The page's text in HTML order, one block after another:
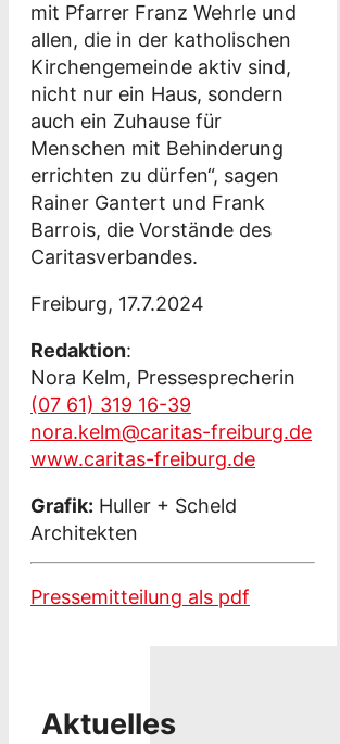
mit Pfarrer Franz Wehrle und
allen, die in der katholischen
Kirchengemeinde aktiv sind,
nicht nur ein Haus, sondern
auch ein Zuhause für
Menschen mit Behinderung
errichten zu dürfen“, sagen
Rainer Gantert und Frank
Barrois, die Vorstände des
Caritasverbandes.
Freiburg, 17.7.2024
Redaktion:
Nora Kelm, Pressesprecherin
(07 61) 319 16-39
nora.kelm@caritas-freiburg.de
www.caritas-freiburg.de
Grafik: Huller + Scheld
Architekten
Pressemitteilung als pdf
Aktuelles